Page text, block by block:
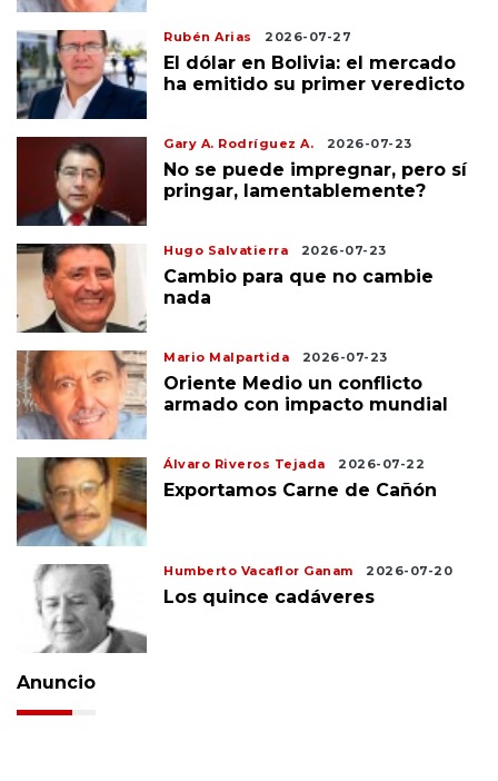
Rubén Arias 2026-07-27
El dólar en Bolivia: el mercado
ha emitido su primer veredicto
Gary A. Rodríguez A. 2026-07-23
No se puede impregnar, pero sí
pringar, lamentablemente?
Hugo Salvatierra 2026-07-23
Cambio para que no cambie
nada
Mario Malpartida 2026-07-23
Oriente Medio un conflicto
armado con impacto mundial
Álvaro Riveros Tejada 2026-07-22
Exportamos Carne de Cañón
Humberto Vacaflor Ganam 2026-07-20
Los quince cadáveres
Anuncio